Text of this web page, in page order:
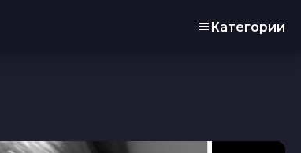
Категории